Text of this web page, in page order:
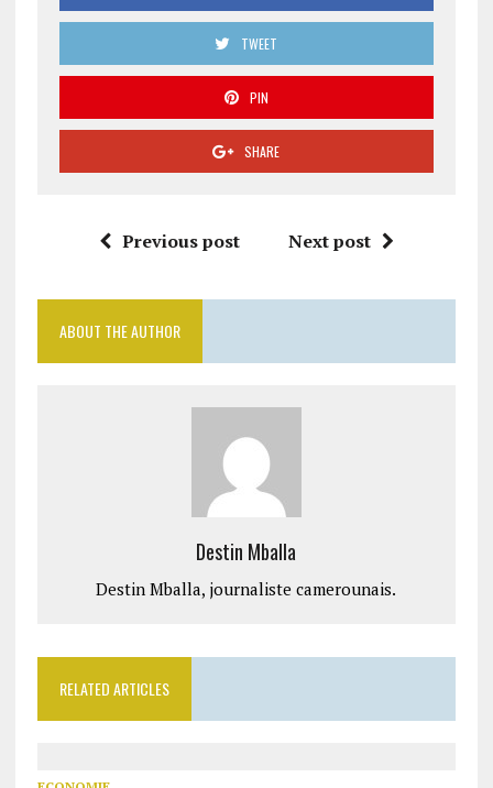
TWEET
PIN
SHARE
Previous post Next post
ABOUT THE AUTHOR
Destin Mballa
Destin Mballa, journaliste camerounais.
RELATED ARTICLES